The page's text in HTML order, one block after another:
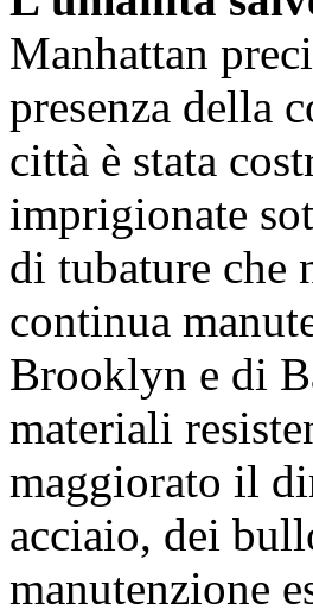
Manhattan
presenza della
città è stata
imprigionate
di tubature che
continua
Brooklyn e di
materiali
maggiorato il
acciaio, dei
manutenzione